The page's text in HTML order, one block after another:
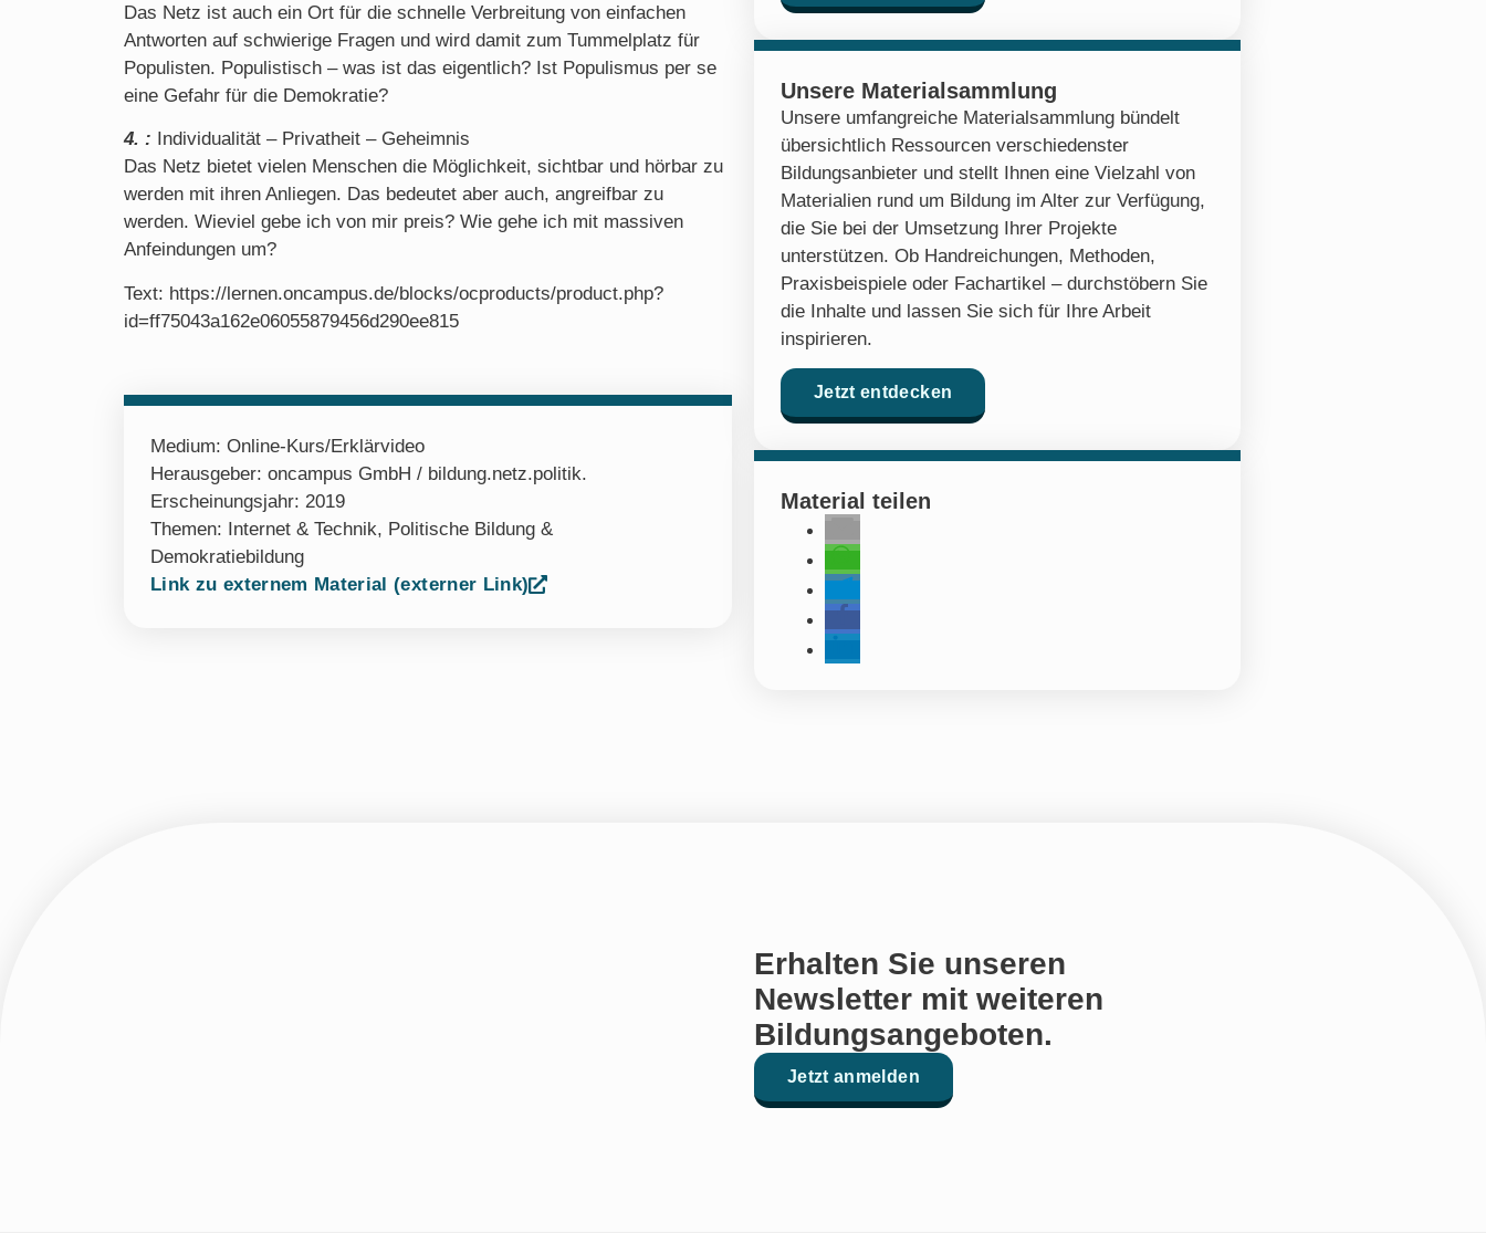
Das Netz ist auch ein Ort für die schnelle Verbreitung von einfachen
Antworten auf schwierige Fragen und wird damit zum Tummelplatz für
Populisten. Populistisch – was ist das eigentlich? Ist Populismus per se
eine Gefahr für die Demokratie?
4. :
Individualität – Privatheit – Geheimnis
Das Netz bietet vielen Menschen die Möglichkeit, sichtbar und hörbar zu
werden mit ihren Anliegen. Das bedeutet aber auch, angreifbar zu
werden. Wieviel gebe ich von mir preis? Wie gehe ich mit massiven
Anfeindungen um?
Text: https://lernen.oncampus.de/blocks/ocproducts/product.php?
id=ff75043a162e06055879456d290ee815
Medium: Online-Kurs/Erklärvideo
Herausgeber: oncampus GmbH / bildung.netz.politik.
Erscheinungsjahr: 2019
Themen: Internet & Technik, Politische Bildung &
Demokratiebildung
Link zu externem Material (externer Link)
Unsere Materialsammlung
Unsere umfangreiche Materialsammlung bündelt
übersichtlich Ressourcen verschiedenster
Bildungsanbieter und stellt Ihnen eine Vielzahl von
Materialien rund um Bildung im Alter zur Verfügung,
die Sie bei der Umsetzung Ihrer Projekte
unterstützen. Ob Handreichungen, Methoden,
Praxisbeispiele oder Fachartikel – durchstöbern Sie
die Inhalte und lassen Sie sich für Ihre Arbeit
inspirieren.
Jetzt entdecken
Material teilen
Erhalten Sie unseren
Newsletter mit weiteren
Bildungsangeboten.
Jetzt anmelden